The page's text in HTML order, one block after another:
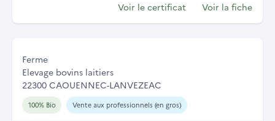
Voir le certificat Voir la fiche
Ferme
Elevage bovins laitiers
22300 CAOUENNEC-LANVEZEAC
100% Bio Vente aux professionnels (en gros)